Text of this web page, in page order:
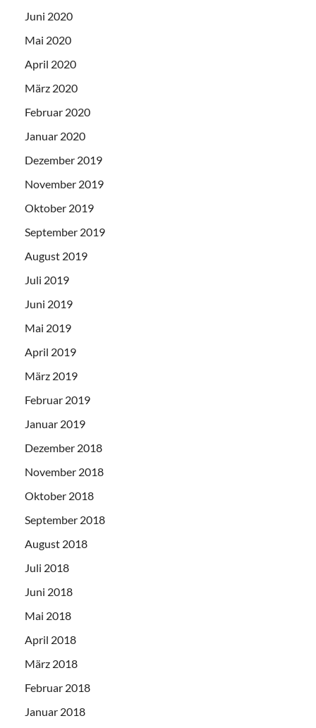
Juni 2020
Mai 2020
April 2020
März 2020
Februar 2020
Januar 2020
Dezember 2019
November 2019
Oktober 2019
September 2019
August 2019
Juli 2019
Juni 2019
Mai 2019
April 2019
März 2019
Februar 2019
Januar 2019
Dezember 2018
November 2018
Oktober 2018
September 2018
August 2018
Juli 2018
Juni 2018
Mai 2018
April 2018
März 2018
Februar 2018
Januar 2018